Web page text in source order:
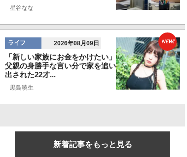
星谷なな
ライフ 2026年08月09日
「新しい家族にお金をかけたい」
父親の身勝手な言い分で家を追い
出された22才...
黒島暁生
NEW!
新着記事をもっと見る